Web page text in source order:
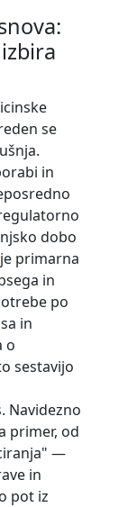
se
in
dobo
primarna
in
po
in
o
sestavijo
Navidezno
primer, od
—
in
pot iz